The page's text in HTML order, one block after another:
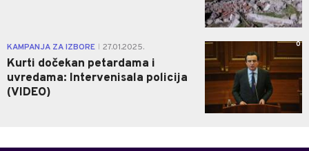
KAMPANJA ZA IZBORE 27.01.2025.
Kurti dočekan petardama i
uvredama: Intervenisala policija
(VIDEO)
0